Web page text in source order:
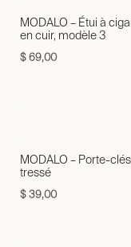
MODALO – Étui à
en cuir, modèle 3
$69,00
MODALO – Porte-clés
tressé
$39,00